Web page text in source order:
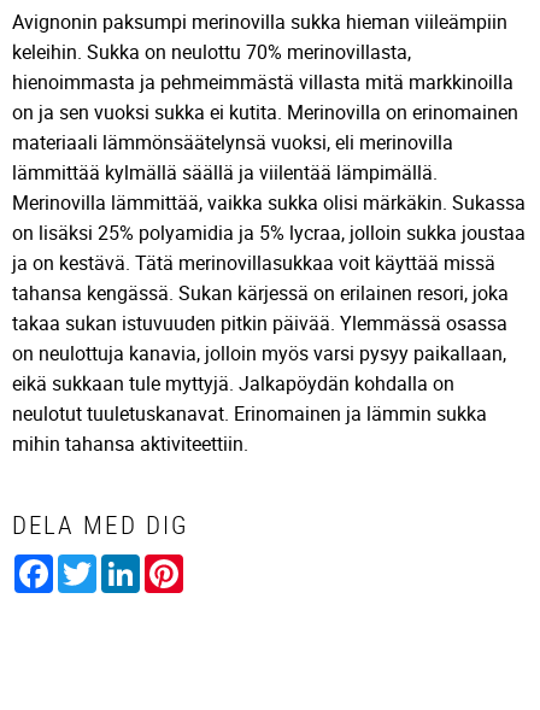
Avignonin paksumpi merinovilla sukka hieman viileämpiin
keleihin. Sukka on neulottu 70% merinovillasta,
hienoimmasta ja pehmeimmästä villasta mitä markkinoilla
on ja sen vuoksi sukka ei kutita. Merinovilla on erinomainen
materiaali lämmönsäätelynsä vuoksi, eli merinovilla
lämmittää kylmällä säällä ja viilentää lämpimällä.
Merinovilla lämmittää, vaikka sukka olisi märkäkin. Sukassa
on lisäksi 25% polyamidia ja 5% lycraa, jolloin sukka joustaa
ja on kestävä. Tätä merinovillasukkaa voit käyttää missä
tahansa kengässä. Sukan kärjessä on erilainen resori, joka
takaa sukan istuvuuden pitkin päivää. Ylemmässä osassa
on neulottuja kanavia, jolloin myös varsi pysyy paikallaan,
eikä sukkaan tule myttyjä. Jalkapöydän kohdalla on
neulotut tuuletuskanavat. Erinomainen ja lämmin sukka
mihin tahansa aktiviteettiin.
DELA MED DIG
Facebook
TwitterLinkedIn